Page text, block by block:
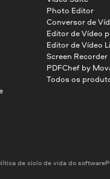
Photo Editor
Conversor de
Editor de Vídeo
Editor de Vídeo
Screen Recorder
PDFChef by
Todos os
de ciclo de vida do software